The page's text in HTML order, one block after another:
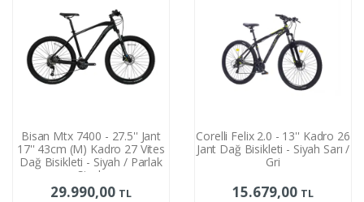
Bisan Mtx 7400 - 27.5'' Jant
17'' 43cm (M) Kadro 27 Vites
Dağ Bisikleti - Siyah / Parlak
Siyah
29.990,00 TL
Corelli Felix 2.0 - 13'' Kadro 26
Jant Dağ Bisikleti - Siyah Sarı /
Gri
15.679,00 TL